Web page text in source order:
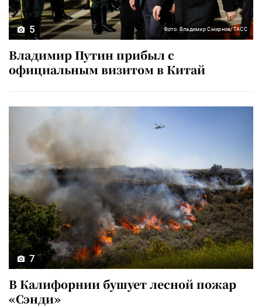
5 Фото: Владимир Смирнов/ТАСС
Владимир Путин прибыл с
официальным визитом в Китай
7
В Калифорнии бушует лесной пожар
«Сэнди»